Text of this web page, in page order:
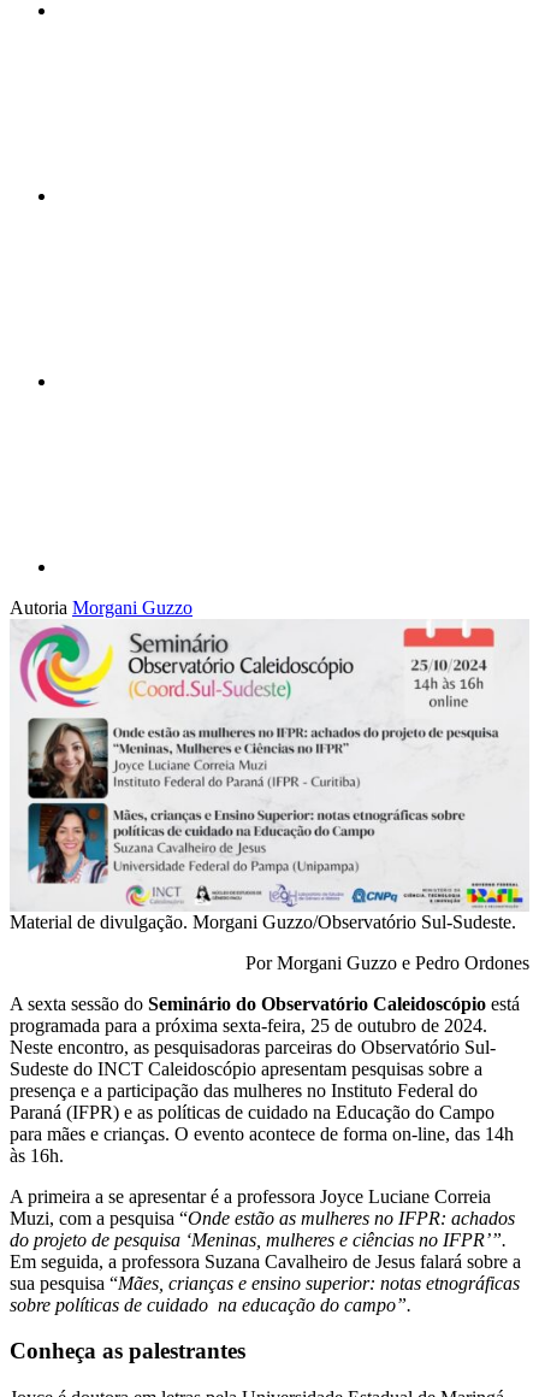
Autoria Morgani Guzzo
Material de divulgação. Morgani Guzzo/Observatório Sul-Sudeste.
Por Morgani Guzzo e Pedro Ordones
A sexta sessão do Seminário do Observatório Caleidoscópio está
programada para a próxima sexta-feira, 25 de outubro de 2024.
Neste encontro, as pesquisadoras parceiras do Observatório Sul-
Sudeste do INCT Caleidoscópio apresentam pesquisas sobre a
presença e a participação das mulheres no Instituto Federal do
Paraná (IFPR) e as políticas de cuidado na Educação do Campo
para mães e crianças. O evento acontece de forma on-line, das 14h
às 16h.
A primeira a se apresentar é a professora Joyce Luciane Correia
Muzi, com a pesquisa “Onde estão as mulheres no IFPR: achados
do projeto de pesquisa ‘Meninas, mulheres e ciências no IFPR’”.
Em seguida, a professora Suzana Cavalheiro de Jesus falará sobre a
sua pesquisa “Mães, crianças e ensino superior: notas etnográficas
sobre políticas de cuidado na educação do campo”.
Conheça as palestrantes